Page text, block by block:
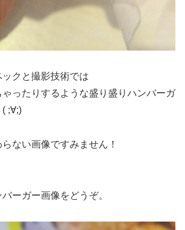
クと撮影技術では
ったりするような盛り盛りハンバーガ
( ;∀;)
ない画像ですみません！
ーガー画像をどうぞ。